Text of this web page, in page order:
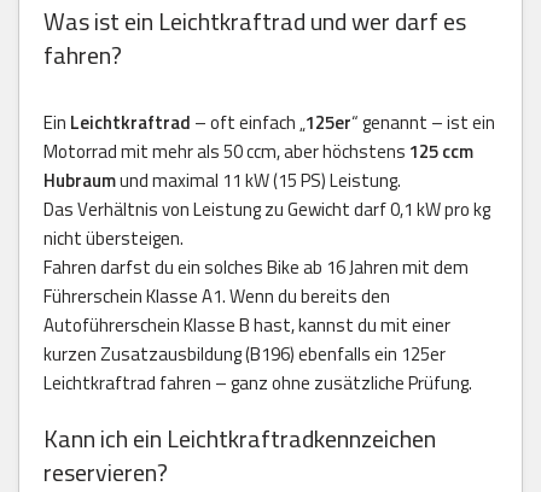
Was ist ein Leichtkraftrad und wer darf es
fahren?
Ein Leichtkraftrad – oft einfach „125er“ genannt – ist ein
Motorrad mit mehr als 50 ccm, aber höchstens 125 ccm
Hubraumund maximal 11 kW (15 PS) Leistung.
Das Verhältnis von Leistung zu Gewicht darf 0,1 kW pro kg
nicht übersteigen.
Fahren darfst du ein solches Bike ab 16 Jahren mit dem
Führerschein Klasse A1. Wenn du bereits den
Autoführerschein Klasse B hast, kannst du mit einer
kurzen Zusatzausbildung (B196) ebenfalls ein 125er
Leichtkraftrad fahren – ganz ohne zusätzliche Prüfung.
Kann ich ein Leichtkraftradkennzeichen
reservieren?